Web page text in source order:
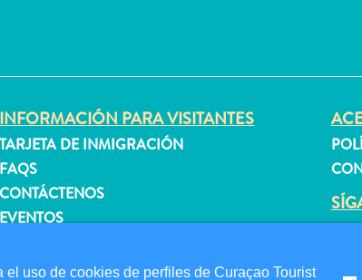
INFORMACIÓN PARA VISITANTES
TARJETA DE INMIGRACIÓN
FAQS
CONTÁCTENOS
EVENTOS
uso de cookies de perfiles de Curaçao Tourist